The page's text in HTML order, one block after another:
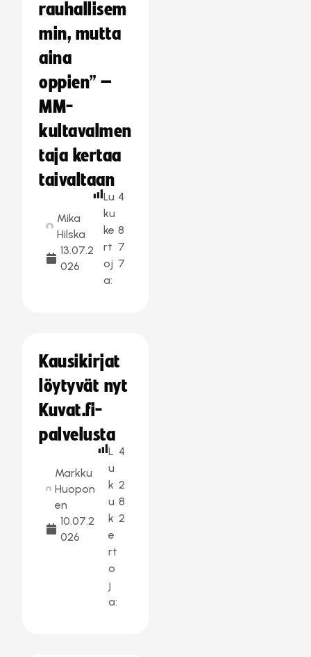
rauhallisem
min, mutta
aina
oppien” –
MM-
kultavalmen
taja kertaa
taivaltaan
Mika
Hilska
13.07.2
026
Lu
ku
ke
rt
oj
a:
4
8
7
7
Kausikirjat
löytyvät nyt
Kuvat.fi-
palvelusta
Markku
Huopon
en
10.07.2
026
L
u
k
u
k
e
rt
o
j
a:
4
2
8
2